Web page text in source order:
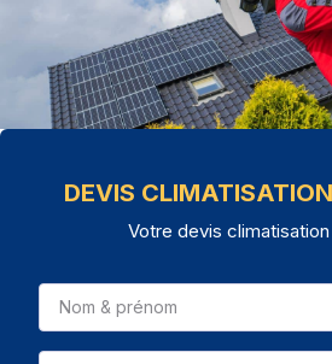
DEVIS
Votre devis